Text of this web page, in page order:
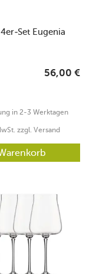
Set Eugenia
in 2-3 Werktagen
56,00 €
zzgl. Versand